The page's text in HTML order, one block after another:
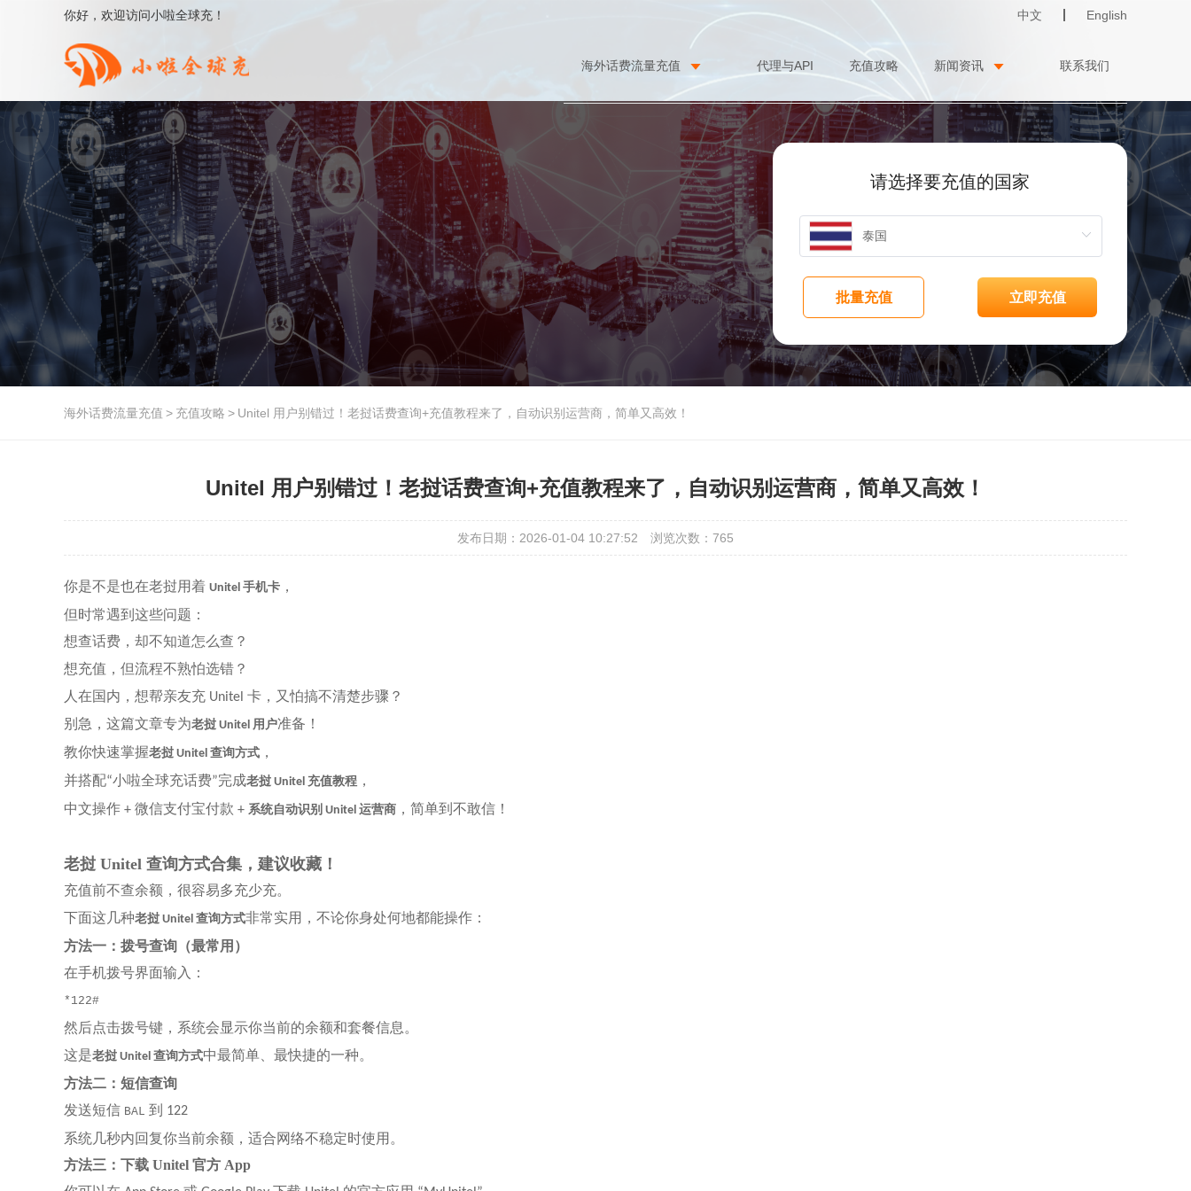
你好，欢迎访问小啦全球充！ 中文 English
海外话费流量充值 代理与API 充值攻略 新闻资讯 联系我们
请选择要充值的国家
批量充值 立即充值
海外话费流量充值 > 充值攻略 > Unitel 用户别错过！老挝话费查询+充值教程来了，自动识别运营商，简单又高效！
Unitel 用户别错过！老挝话费查询+充值教程来了，自动识别运营商，简单又高效！
发布日期：2026-01-04 10:27:52 浏览次数：765
你是不是也在老挝用着 Unitel 手机卡 ，
但时常遇到这些问题：
想查话费，却不知道怎么查？
想充值，但流程不熟怕选错？
人在国内，想帮亲友充 Unitel 卡，又怕搞不清楚步骤？
别急，这篇文章专为老挝 Unitel 用户准备！
教你快速掌握老挝 Unitel 查询方式 ，
并搭配“小啦全球充话费”完成老挝 Unitel 充值教程 ，
中文操作 + 微信支付宝付款 + 系统自动识别 Unitel 运营商 ，简单到不敢信！
老挝 Unitel 查询方式合集，建议收藏！
充值前不查余额，很容易多充少充。
下面这几种老挝 Unitel 查询方式非常实用，不论你身处何地都能操作：
方法一：拨号查询（最常用）
在手机拨号界面输入：
*122#
然后点击拨号键，系统会显示你当前的余额和套餐信息。
这是老挝 Unitel 查询方式中最简单、最快捷的一种。
方法二：短信查询
发送短信 BAL 到 122
系统几秒内回复你当前余额，适合网络不稳定时使用。
方法三：下载 Unitel 官方 App